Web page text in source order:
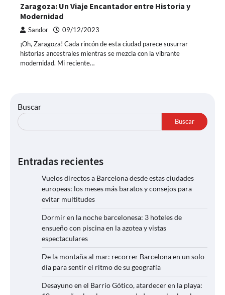
Zaragoza: Un Viaje Encantador entre Historia y
Modernidad
Sandor 09/12/2023
¡Oh, Zaragoza! Cada rincón de esta ciudad parece susurrar
historias ancestrales mientras se mezcla con la vibrante
modernidad. Mi reciente…
Buscar
Buscar
Entradas recientes
Vuelos directos a Barcelona desde estas ciudades
europeas: los meses más baratos y consejos para
evitar multitudes
Dormir en la noche barcelonesa: 3 hoteles de
ensueño con piscina en la azotea y vistas
espectaculares
De la montaña al mar: recorrer Barcelona en un solo
día para sentir el ritmo de su geografía
Desayuno en el Barrio Gótico, atardecer en la playa: